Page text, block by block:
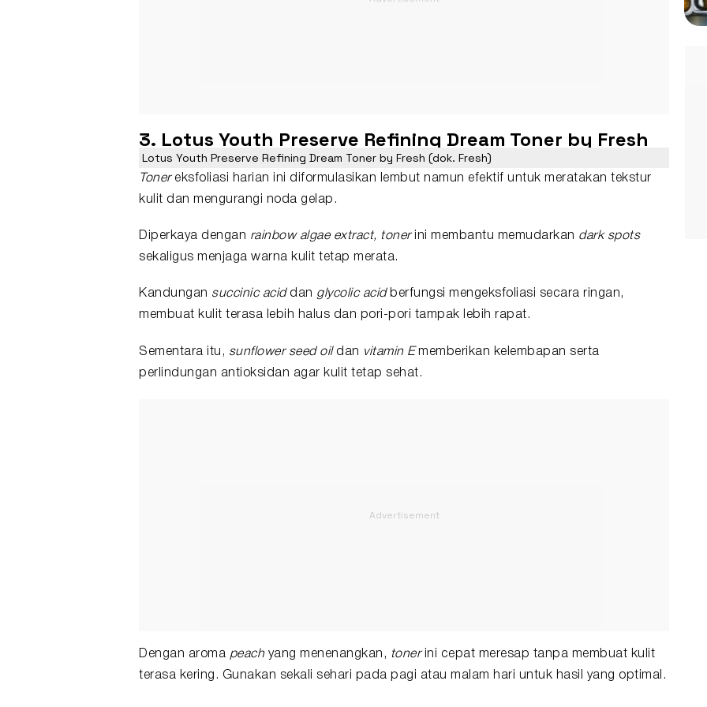
3. Lotus Youth Preserve Refining Dream Toner by Fresh
Lotus Youth Preserve Refining Dream Toner by Fresh (dok. Fresh)
Tonereksfoliasi harian ini diformulasikan lembut namun efektif untuk meratakan tekstur
kulit dan mengurangi noda gelap.
Diperkaya dengan rainbow algae extract, tonerini membantu memudarkan dark spots
sekaligus menjaga warna kulit tetap merata.
Kandungan succinic aciddan glycolic acidberfungsi mengeksfoliasi secara ringan,
membuat kulit terasa lebih halus dan pori-pori tampak lebih rapat.
Sementara itu, sunflower seed oildan vitamin Ememberikan kelembapan serta
perlindungan antioksidan agar kulit tetap sehat.
Dengan aroma peachyang menenangkan, tonerini cepat meresap tanpa membuat kulit
terasa kering. Gunakan sekali sehari pada pagi atau malam hari untuk hasil yang optimal.